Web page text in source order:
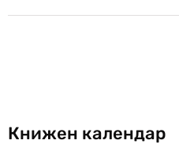
Книжен календар